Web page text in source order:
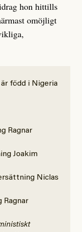
hon hittills
omöjligt
är född i Nigeria
Ragnar
Joakim
Niclas
Ragnar